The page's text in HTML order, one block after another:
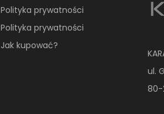
Polityka prywatności
Polityka prywatności
Jak kupować?
ul.
80-